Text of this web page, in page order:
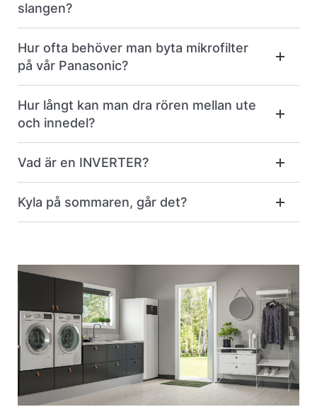
slangen?
Hur ofta behöver man byta mikrofilter
på vår Panasonic?
Hur långt kan man dra rören mellan ute
och innedel?
Vad är en INVERTER?
Kyla på sommaren, går det?